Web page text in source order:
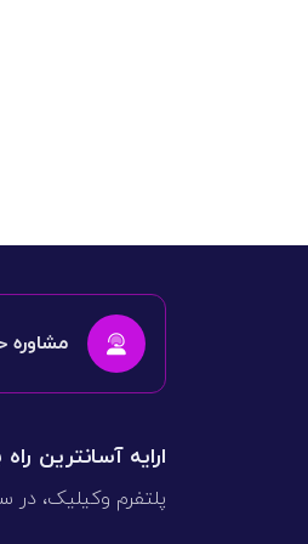
مشاوره
ارایه آسانترین
پلتفرم وکیلیک، در